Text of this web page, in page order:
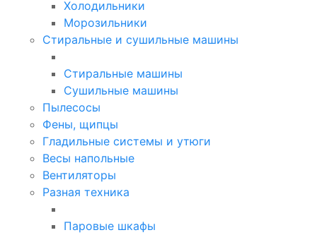
Холодильники
Морозильники
Стиральные и сушильные машины
Стиральные машины
Сушильные машины
Пылесосы
Фены, щипцы
Гладильные системы и утюги
Весы напольные
Вентиляторы
Разная техника
Паровые шкафы